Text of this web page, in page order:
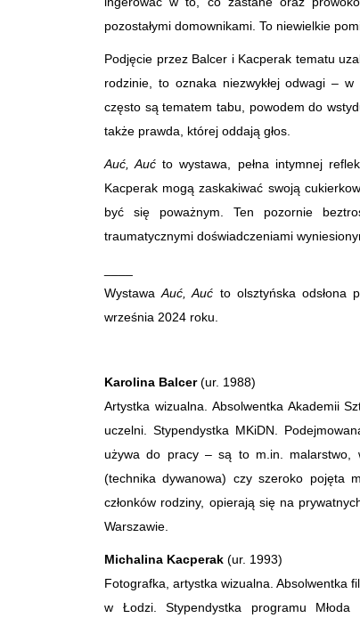
pozostałymi domownikami. To niewielkie
Podjęcie przez Balcer i Kacperak tematu
rodzinie, to oznaka niezwykłej odwagi –
często są tematem tabu, powodem do
także prawda, której oddają głos.
Auć, Auć to wystawa, pełna intymnej
Kacperak mogą zaskakiwać swoją
być się poważnym. Ten pozornie
traumatycznymi doświadczeniami
WystawaAuć, Auć to olsztyńska odsłona
września 2024 roku.
Karolina Balcer(ur. 1988)
Artystka wizualna. Absolwentka Akademii
uczelni. Stypendystka MKiDN.
używa do pracy – są to m.in. malarstwo,
(technika dywanowa) czy szeroko pojęta
członków rodziny, opierają się na
Warszawie.
Michalina Kacperak (ur. 1993)
Fotografka, artystka wizualna. Absolwentka
w Łodzi. Stypendystka programu